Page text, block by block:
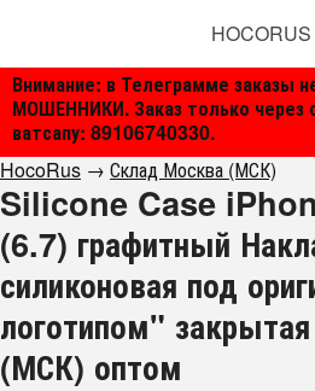
Внимание: в Телеграмме заказы
МОШЕННИКИ. Заказ только через
ватсапу: 89106740330.
HOCORUS
HocoRus → Склад Москва (МСК)
Silicone Case
(6.7) графитный
силиконовая под
логотипом"
(МСК) оптом